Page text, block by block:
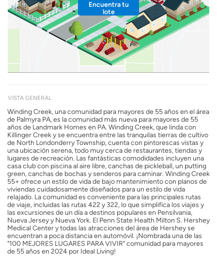
Encuentra tu
lote
VISTA GENERAL
Winding Creek, una comunidad para mayores de 55 años en el área
de Palmyra PA, es la comunidad más nueva para mayores de 55
años de Landmark Homes en PA. Winding Creek, que linda con
Killinger Creek y se encuentra entre las tranquilas tierras de cultivo
de North Londonderry Township, cuenta con pintorescas vistas y
una ubicación serena, todo muy cerca de restaurantes, tiendas y
lugares de recreación. Las fantásticas comodidades incluyen una
casa club con piscina al aire libre, canchas de pickleball, un putting
green, canchas de bochas y senderos para caminar. Winding Creek
55+ ofrece un estilo de vida de bajo mantenimiento con planos de
viviendas cuidadosamente diseñados para un estilo de vida
relajado. La comunidad es conveniente para las principales rutas
de viaje, incluidas las rutas 422 y 322, lo que simplifica los viajes y
las excursiones de un día a destinos populares en Pensilvania,
Nueva Jersey y Nueva York. El Penn State Health Milton S. Hershey
Medical Center y todas las atracciones del área de Hershey se
encuentran a poca distancia en automóvil. ¡Nombrada una de las
"100 MEJORES LUGARES PARA VIVIR" comunidad para mayores
de 55 años en 2024 por Ideal Living!